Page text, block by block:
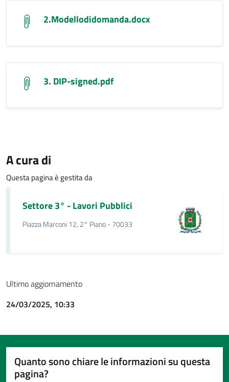
2.Modellodidomanda.docx
3. DIP-signed.pdf
A cura di
Questa pagina è gestita da
Settore 3° - Lavori Pubblici
Piazza Marconi 12, 2° Piano - 70033
Ultimo aggiornamento
24/03/2025, 10:33
Quanto sono chiare le informazioni su questa
pagina?